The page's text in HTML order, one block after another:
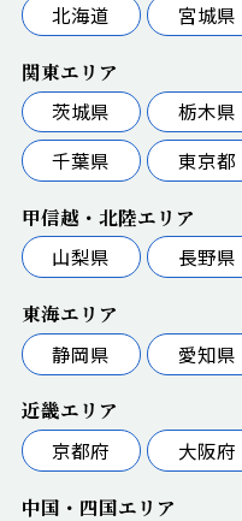
北海道
宮城県
関東エリア
茨城県
栃木県
千葉県
東京都
甲信越・北陸エリア
山梨県
長野県
東海エリア
静岡県
愛知県
近畿エリア
京都府
大阪府
中国・四国エリア